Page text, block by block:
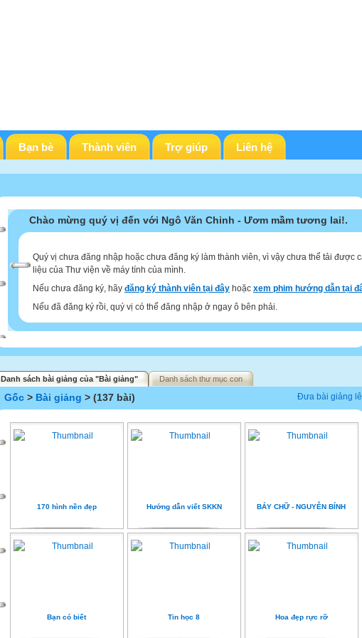
Bạn bè Thành viên Trợ giúp Liên hệ
Chào mừng quý vị đến với Ngô Văn Chinh - Ươm mầm tương lai!.
Quý vị chưa đăng nhập hoặc chưa đăng ký làm thành viên, vì vậy chưa thể tải được
liệu của Thư viện về máy tính của mình.
Nếu chưa đăng ký, hãy đăng ký thành viên tại đây hoặc xem phim hướng dẫn tại
Nếu đã đăng ký rồi, quý vị có thể đăng nhập ở ngay ô bên phải.
Danh sách bài giảng của "Bài giảng" Danh sách thư mục con
Đưa bài giảng
Gốc > Bài giảng > (137 bài)
170 hình nền đẹp Hướng dẫn viết SKKN BẢY CHỮ - NGUYỄN BÍNH
Bạn có biết Tin học 8 Hoa đẹp rực rỡ